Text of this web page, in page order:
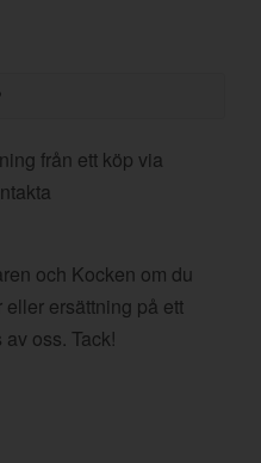
från ett köp via
och Kocken om du
ersättning på ett
oss. Tack!